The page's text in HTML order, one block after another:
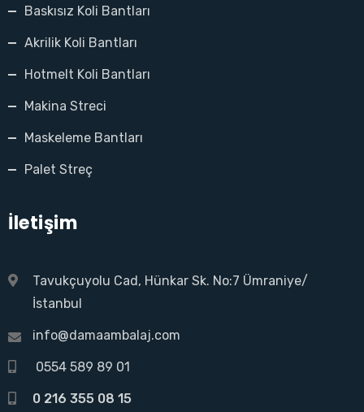
Baskısız Koli Bantları
Akrilik Koli Bantları
Hotmelt Koli Bantları
Makina Streci
Maskeleme Bantları
Palet Streç
İletişim
Tavukçuyolu Cad, Hünkar Sk. No:7 Ümraniye/
İstanbul
info@damaambalaj.com
0554 589 89 01
0 216 355 08 15